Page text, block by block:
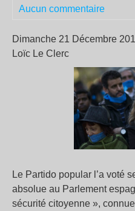
Aucun commentaire
Dimanche 21 Décembre
Loïc Le Clerc
Le Partido popular l’a voté
absolue au Parlement
sécurité citoyenne »,